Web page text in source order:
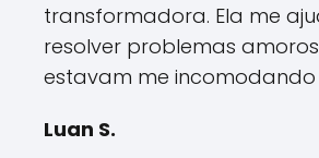
transformadora. Ela me
resolver problemas
estavam me incomodando
Luan S.